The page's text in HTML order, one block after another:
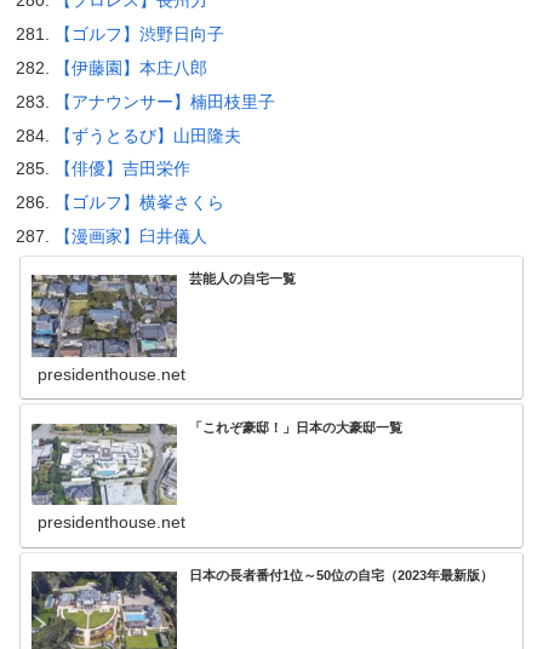
【ゴルフ】渋野日向子
【伊藤園】本庄八郎
【アナウンサー】楠田枝里子
【ずうとるび】山田隆夫
【俳優】吉田栄作
【ゴルフ】横峯さくら
【漫画家】臼井儀人
芸能人の自宅一覧
presidenthouse.net
「これぞ豪邸！」日本の大豪邸一覧
presidenthouse.net
日本の長者番付1位～50位の自宅（2023年最新版）